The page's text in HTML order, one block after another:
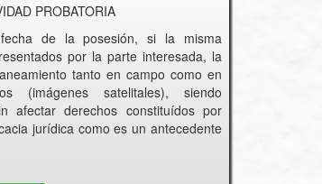
PROBATORIA
de la posesión, si la misma
por la parte interesada, la
tanto en campo como en
(imágenes satelitales), siendo
afectar derechos constituídos por
jurídica como es un antecedente